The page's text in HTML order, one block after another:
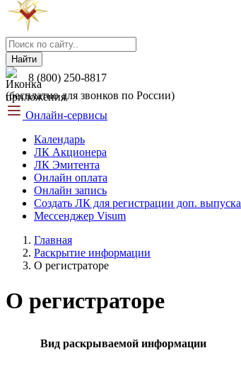
Найти
8 (800) 250-8817
(бесплатно для звонков по России)
Онлайн-сервисы
Календарь
ЛК Акционера
ЛК Эмитента
Онлайн оплата
Онлайн запись
Создать ЛК для регистрации доп. выпуска
Мессенджер Visum
Главная
Раскрытие информации
О регистраторе
О регистраторе
Вид раскрываемой информации